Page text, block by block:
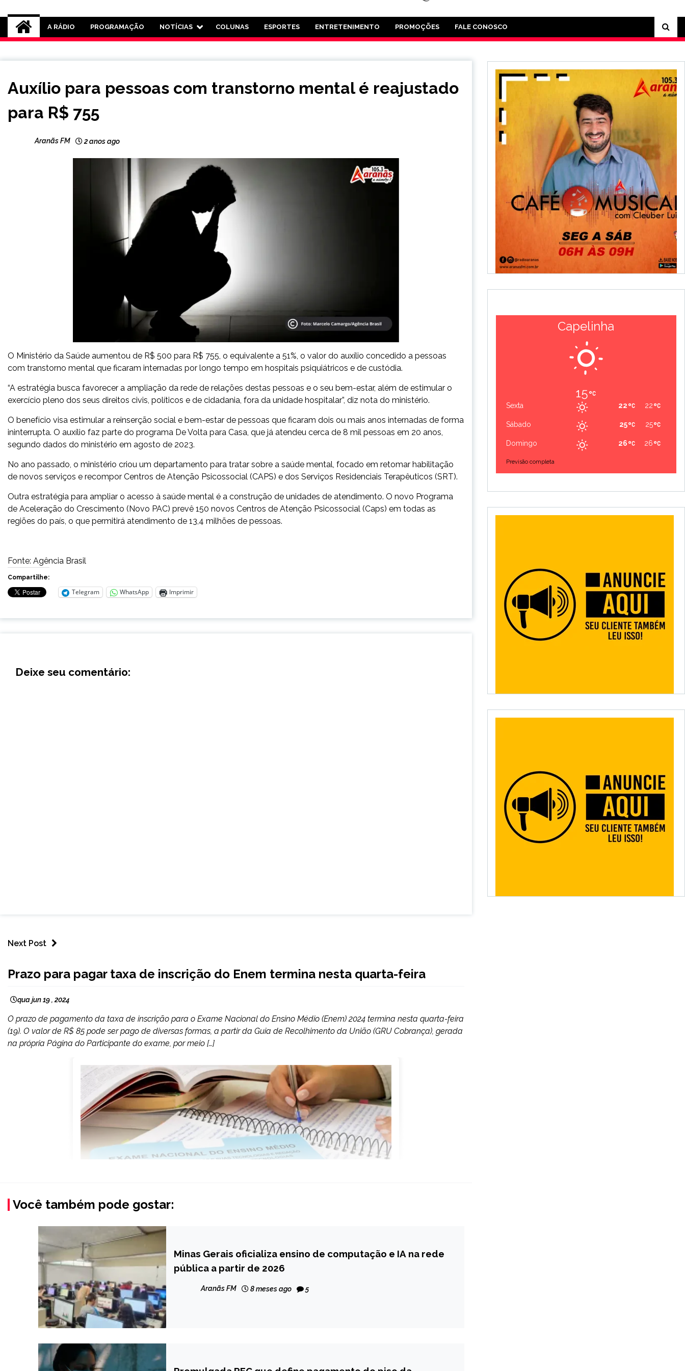
Rádio Aranãs 105.3
A RÁDIO PROGRAMAÇÃO NOTÍCIAS COLUNAS ESPORTES ENTRETENIMENTO PROMOÇÕES FALE CONOSCO
NOTÍCIAS
Auxílio para pessoas com transtorno mental é reajustado
para R$ 755
Aranãs FM 2 anos ago
O Ministério da Saúde aumentou de R$ 500 para R$ 755, o equivalente a 51%, o valor do auxílio concedido a pessoas
com transtorno mental que ficaram internadas por longo tempo em hospitais psiquiátricos e de custódia.
“A estratégia busca favorecer a ampliação da rede de relações destas pessoas e o seu bem-estar, além de estimular o
exercício pleno dos seus direitos civis, políticos e de cidadania, fora da unidade hospitalar”, diz nota do ministério.
O benefício visa estimular a reinserção social e bem-estar de pessoas que ficaram dois ou mais anos internadas de forma
ininterrupta. O auxílio faz parte do programa De Volta para Casa, que já atendeu cerca de 8 mil pessoas em 20 anos,
segundo dados do ministério em agosto de 2023.
No ano passado, o ministério criou um departamento para tratar sobre a saúde mental, focado em retomar habilitação
de novos serviços e recompor Centros de Atenção Psicossocial (CAPS) e dos Serviços Residenciais Terapêuticos (SRT).
Outra estratégia para ampliar o acesso à saúde mental é a construção de unidades de atendimento. O novo Programa
de Aceleração do Crescimento (Novo PAC) prevê 150 novos Centros de Atenção Psicossocial (Caps) em todas as
regiões do país, o que permitirá atendimento de 13,4 milhões de pessoas.
Fonte: Agência Brasil
Compartilhe:
Telegram WhatsApp Imprimir
Deixe seu comentário:
Next Post
NOTÍCIAS
Prazo para pagar taxa de inscrição do Enem termina nesta quarta-feira
qua jun 19 , 2024
O prazo de pagamento da taxa de inscrição para o Exame Nacional do Ensino Médio (Enem) 2024 termina nesta quarta-feira
(19). O valor de R$ 85 pode ser pago de diversas formas, a partir da Guia de Recolhimento da União (GRU Cobrança), gerada
na própria Página do Participante do exame, por meio […]
Você também pode gostar:
MINAS
GERAIS
NOTÍCIAS
Minas Gerais oficializa ensino de computação e IA na rede
pública a partir de 2026
Aranãs FM 8 meses ago 5
Capelinha
15
Sexta 22
22
Sábado 25
25
Domingo 26
26
Previsão completa